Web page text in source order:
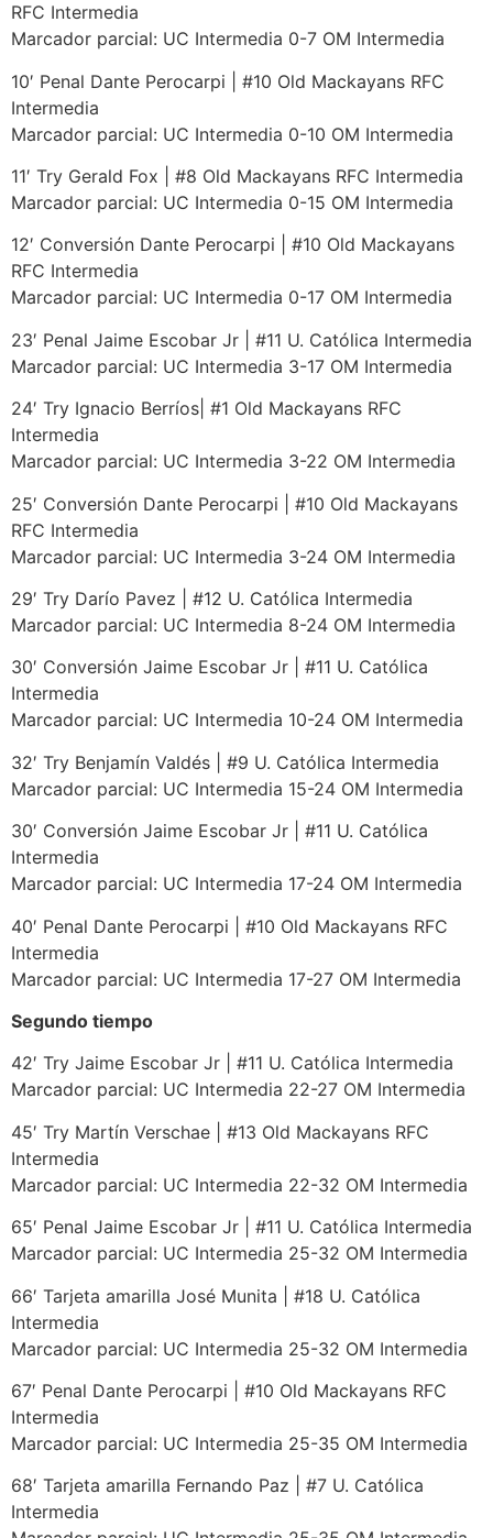
RFC Intermedia
Marcador parcial: UC Intermedia 0-7 OM Intermedia
10′ Penal Dante Perocarpi | #10 Old Mackayans RFC
Intermedia
Marcador parcial: UC Intermedia 0-10 OM Intermedia
11′ Try Gerald Fox | #8 Old Mackayans RFC Intermedia
Marcador parcial: UC Intermedia 0-15 OM Intermedia
12′ Conversión Dante Perocarpi | #10 Old Mackayans
RFC Intermedia
Marcador parcial: UC Intermedia 0-17 OM Intermedia
23′ Penal Jaime Escobar Jr | #11 U. Católica Intermedia
Marcador parcial: UC Intermedia 3-17 OM Intermedia
24′ Try Ignacio Berríos| #1 Old Mackayans RFC
Intermedia
Marcador parcial: UC Intermedia 3-22 OM Intermedia
25′ Conversión Dante Perocarpi | #10 Old Mackayans
RFC Intermedia
Marcador parcial: UC Intermedia 3-24 OM Intermedia
29′ Try Darío Pavez | #12 U. Católica Intermedia
Marcador parcial: UC Intermedia 8-24 OM Intermedia
30′ Conversión Jaime Escobar Jr | #11 U. Católica
Intermedia
Marcador parcial: UC Intermedia 10-24 OM Intermedia
32′ Try Benjamín Valdés | #9 U. Católica Intermedia
Marcador parcial: UC Intermedia 15-24 OM Intermedia
30′ Conversión Jaime Escobar Jr | #11 U. Católica
Intermedia
Marcador parcial: UC Intermedia 17-24 OM Intermedia
40′ Penal Dante Perocarpi | #10 Old Mackayans RFC
Intermedia
Marcador parcial: UC Intermedia 17-27 OM Intermedia
Segundo tiempo
42′ Try Jaime Escobar Jr | #11 U. Católica Intermedia
Marcador parcial: UC Intermedia 22-27 OM Intermedia
45′ Try Martín Verschae | #13 Old Mackayans RFC
Intermedia
Marcador parcial: UC Intermedia 22-32 OM Intermedia
65′ Penal Jaime Escobar Jr | #11 U. Católica Intermedia
Marcador parcial: UC Intermedia 25-32 OM Intermedia
66′ Tarjeta amarilla José Munita | #18 U. Católica
Intermedia
Marcador parcial: UC Intermedia 25-32 OM Intermedia
67′ Penal Dante Perocarpi | #10 Old Mackayans RFC
Intermedia
Marcador parcial: UC Intermedia 25-35 OM Intermedia
68′ Tarjeta amarilla Fernando Paz | #7 U. Católica
Intermedia